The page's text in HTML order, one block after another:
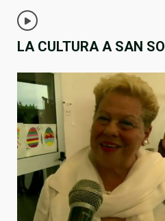
LA CULTURA A SAN